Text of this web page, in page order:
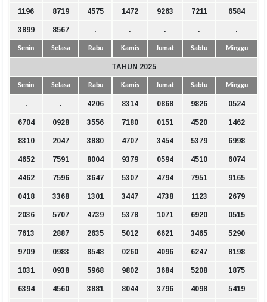
1196 8719 4575 1472 9263 7211 6584
3899 8567 . . . . .
Senin Selasa Rabu Kamis Jumat Sabtu Minggu
TAHUN 2025
Senin Selasa Rabu Kamis Jumat Sabtu Minggu
. . 4206 8314 0868 9826 0524
6704 0928 3556 7180 0151 4520 1462
8310 2047 3880 4707 3454 5379 6998
4652 7591 8004 9379 0594 4510 6074
4462 7596 3647 5307 4794 7951 9165
0418 3368 1301 3447 4738 1123 2679
2036 5707 4739 5378 1071 6920 0515
7613 2887 2635 5012 6621 3465 5290
9709 0983 8548 0260 4096 6247 8198
1031 0938 5968 9802 3684 5208 1875
6394 4560 3881 8044 3796 4098 5419